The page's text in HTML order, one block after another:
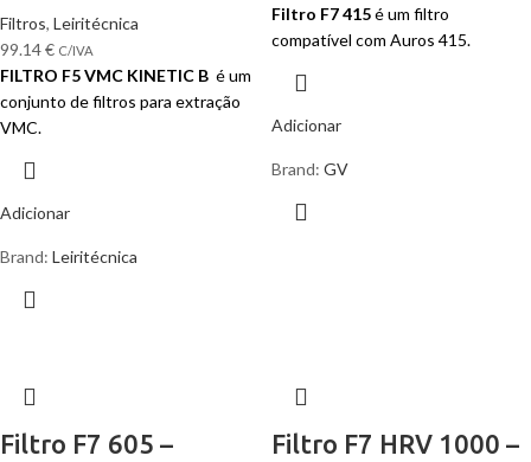
Filtros, Leiritécnica
99.14€ C/IVA
FILTRO F5 VMC KINETIC B é um
conjunto de filtros para extração
VMC.
Adicionar
Brand: Leiritécnica
Filtro F7 415é um filtro
compatível com Auros 415.
Adicionar
Brand: GV
Filtro F7 605 –
Filtro F7 HRV 1000 –